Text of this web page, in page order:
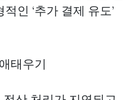
인 ‘추가 결제 유도’
태우기